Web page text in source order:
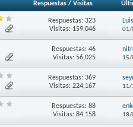
Respuestas /Visitas
Respuestas: 323
Visitas: 159,046
01/
Respuestas: 46
Visitas: 56,025
15/
Respuestas: 369
Visitas: 224,167
11/
Respuestas: 88
Visitas: 84,158
18/